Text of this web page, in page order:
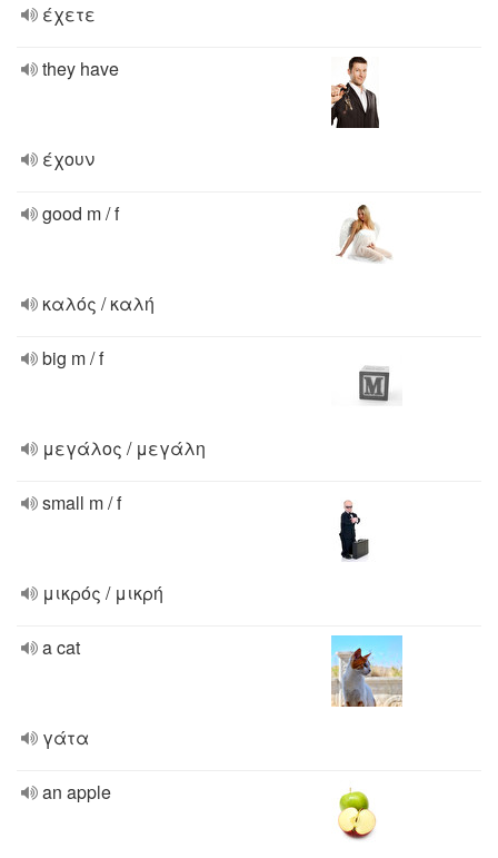
έχετε
they have
έχουν
good m / f
καλός / καλή
big m / f
μεγάλος / μεγάλη
small m / f
μικρός / μικρή
a cat
γάτα
an apple